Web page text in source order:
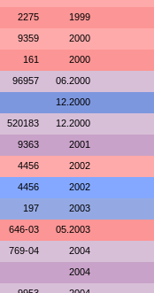
2275 1999
9359 2000
161 2000
96957 06.2000
12.2000
520183 12.2000
9363 2001
4456 2002
4456 2002
197 2003
646-03 05.2003
769-04 2004
2004